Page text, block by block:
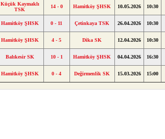
Küçük Kaymaklı
TSK
14 - 0 Hamitköy ŞHSK 10.05.2026 10:30
Hamitköy ŞHSK 0 - 11 Çetinkaya TSK 26.04.2026 10:30
Hamitköy ŞHSK 4 - 5 Dika SK 12.04.2026 10:30
Balıkesir SK 10 - 1 Hamitköy ŞHSK 04.04.2026 16:30
Hamitköy ŞHSK 0 - 4 Değirmenlik SK 15.03.2026 15:00